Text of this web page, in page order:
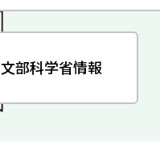
文部科学省情報